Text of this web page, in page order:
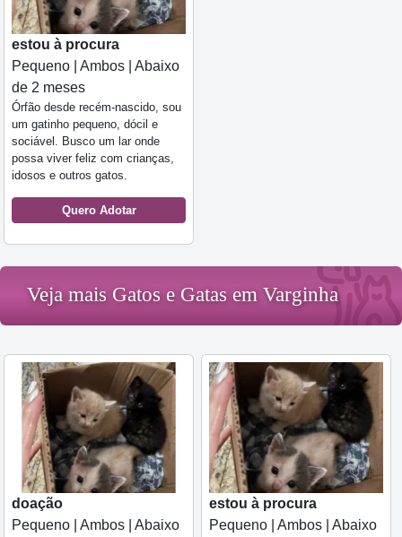
estou à procura
Pequeno | Ambos | Abaixo
de 2 meses
Órfão desde recém-nascido, sou
um gatinho pequeno, dócil e
sociável. Busco um lar onde
possa viver feliz com crianças,
idosos e outros gatos.
Quero Adotar
Veja mais Gatos e Gatas em Varginha
doação
Pequeno | Ambos | Abaixo
estou à procura
Pequeno | Ambos | Abaixo